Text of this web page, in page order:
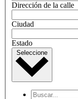
Dirección de la calle
Ciudad
Estado
Seleccione